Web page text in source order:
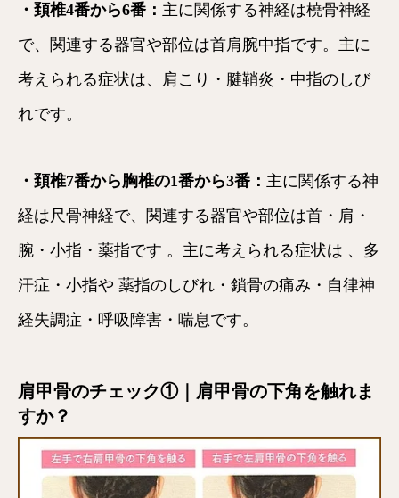
・頚椎4番から6番： 主に関係する神経は橈骨神経
で、関連する器官や部位は首肩腕中指です。主に
考えられる症状は、肩こり・腱鞘炎・中指のしび
れです。
・頚椎7番から胸椎の1番から3番： 主に関係する神
経は尺骨神経で、関連する器官や部位は首・肩・
腕・小指・薬指です 。主に考えられる症状は 、多
汗症・小指や 薬指のしびれ・鎖骨の痛み・自律神
経失調症・呼吸障害・喘息です。
肩甲骨のチェック①｜肩甲骨の下角を触れま
すか？